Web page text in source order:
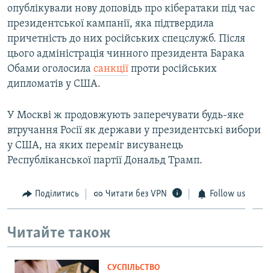
опублікували нову доповідь про кібератаки під час
президентської кампанії, яка підтвердила
причетність до них російських спецслужб. Після
цього адміністрація чинного президента Барака
Обами оголосила санкції проти російських
дипломатів у США.
У Москві ж продовжують заперечувати будь-яке
втручання Росії як держави у президентські вибори
у США, на яких переміг висуванець
Республіканської партії Дональд Трамп.
Поділитись Читати без VPN Follow us
Читайте також
СУСПІЛЬСТВО